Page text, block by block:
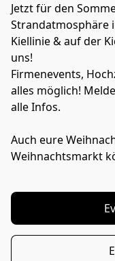
Jetzt für den
Strandatmosphäre
Kiellinie & auf der
uns!
Firmenevents,
alles möglich!
alle Infos.
Auch eure
Weihnachtsmarkt